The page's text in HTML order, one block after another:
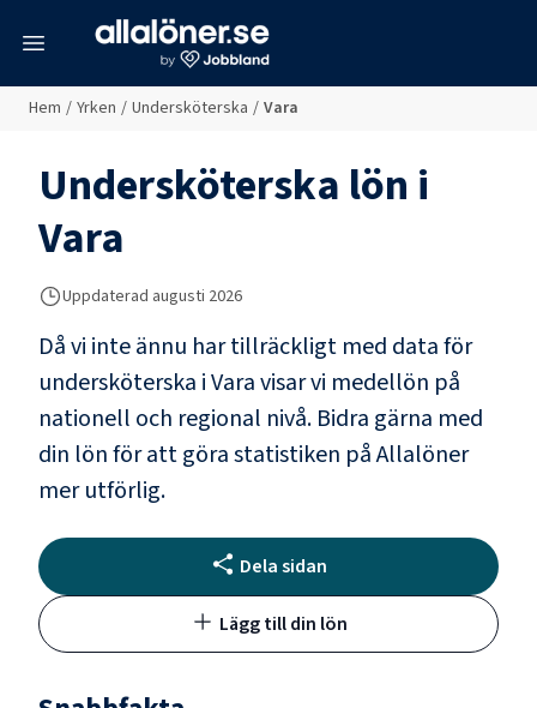
Hem / Yrken / Undersköterska / Vara
Undersköterska lön i
Vara
Uppdaterad augusti 2026
Då vi inte ännu har tillräckligt med data för
undersköterska iVaravisar vi medellön på
nationell och regional nivå. Bidra gärna med
din lön för att göra statistiken på Allalöner
mer utförlig.
Dela sidan
Lägg till din lön